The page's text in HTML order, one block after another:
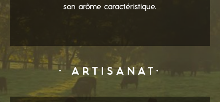
son arôme caractéristique.
· ARTISANAT·